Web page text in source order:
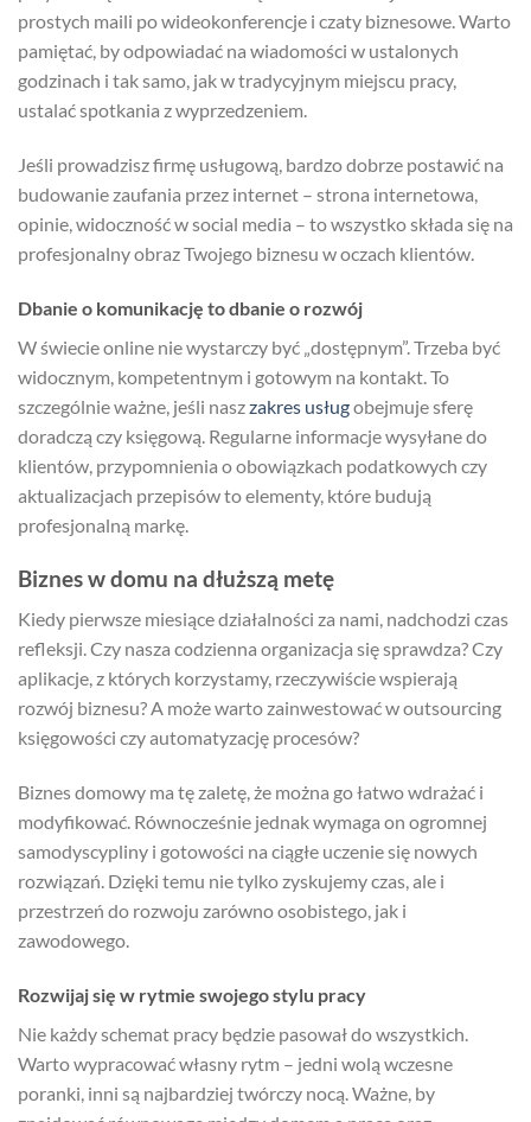
prostych maili po wideokonferencje i czaty biznesowe. Warto
pamiętać, by odpowiadać na wiadomości w ustalonych
godzinach i tak samo, jak w tradycyjnym miejscu pracy,
ustalać spotkania z wyprzedzeniem.
Jeśli prowadzisz firmę usługową, bardzo dobrze postawić na
budowanie zaufania przez internet – strona internetowa,
opinie, widoczność w social media – to wszystko składa się na
profesjonalny obraz Twojego biznesu w oczach klientów.
Dbanie o komunikację to dbanie o rozwój
W świecie online nie wystarczy być „dostępnym”. Trzeba być
widocznym, kompetentnym i gotowym na kontakt. To
szczególnie ważne, jeśli naszzakres usługobejmuje sferę
doradczą czy księgową. Regularne informacje wysyłane do
klientów, przypomnienia o obowiązkach podatkowych czy
aktualizacjach przepisów to elementy, które budują
profesjonalną markę.
Biznes w domu na dłuższą metę
Kiedy pierwsze miesiące działalności za nami, nadchodzi czas
refleksji. Czy nasza codzienna organizacja się sprawdza? Czy
aplikacje, z których korzystamy, rzeczywiście wspierają
rozwój biznesu? A może warto zainwestować w outsourcing
księgowości czy automatyzację procesów?
Biznes domowy ma tę zaletę, że można go łatwo wdrażać i
modyfikować. Równocześnie jednak wymaga on ogromnej
samodyscypliny i gotowości na ciągłe uczenie się nowych
rozwiązań. Dzięki temu nie tylko zyskujemy czas, ale i
przestrzeń do rozwoju zarówno osobistego, jak i
zawodowego.
Rozwijaj się w rytmie swojego stylu pracy
Nie każdy schemat pracy będzie pasował do wszystkich.
Warto wypracować własny rytm – jedni wolą wczesne
poranki, inni są najbardziej twórczy nocą. Ważne, by